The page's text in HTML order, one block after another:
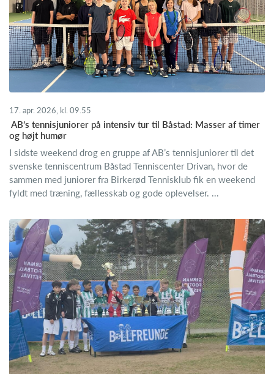
17. apr. 2026, kl. 09.55
​ AB’s tennisjuniorer på intensiv tur til Båstad: Masser af timer
og højt humør
I sidste weekend drog en gruppe af AB’s tennisjuniorer til det
svenske tenniscentrum Båstad Tenniscenter Drivan, hvor de
sammen med juniorer fra Birkerød Tennisklub fik en weekend
fyldt med træning, fællesskab og gode oplevelser. ...